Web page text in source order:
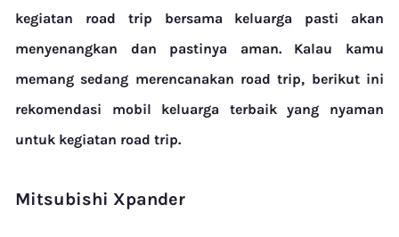
kegiatan road trip bersama keluarga pasti akan
menyenangkan dan pastinya aman.
Kalau kamu
memang sedang merencanakan road trip, berikut ini
rekomendasi mobil keluarga terbaik yang nyaman
untuk kegiatan road trip.
Mitsubishi Xpander